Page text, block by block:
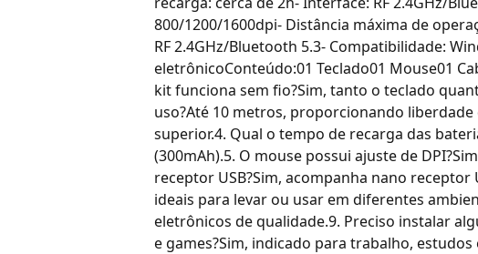
800/1200/1600dpi- Distância máxima de
RF 2.4GHz/Bluetooth 5.3- Compatibilidade:
eletrônicoConteúdo:01 Teclado01 Mouse01
kit funciona sem fio?Sim, tanto o teclado
uso?Até 10 metros, proporcionando
superior.4. Qual o tempo de recarga das
(300mAh).5. O mouse possui ajuste de
receptor USB?Sim, acompanha nano
ideais para levar ou usar em diferentes
eletrônicos de qualidade.9. Preciso instalar
e games?Sim, indicado para trabalho,